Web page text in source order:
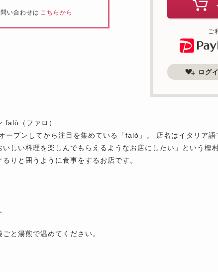
ご
ログ
い合わせは こちらから
falò（ファロ）
ープンしてから注目を集めている「falò」。 店名はイタリア語
いしい料理を楽しんでもらえるようなお店にしたい」という樫
りと囲うように食事をするお店です。
と湯煎で温めてください。